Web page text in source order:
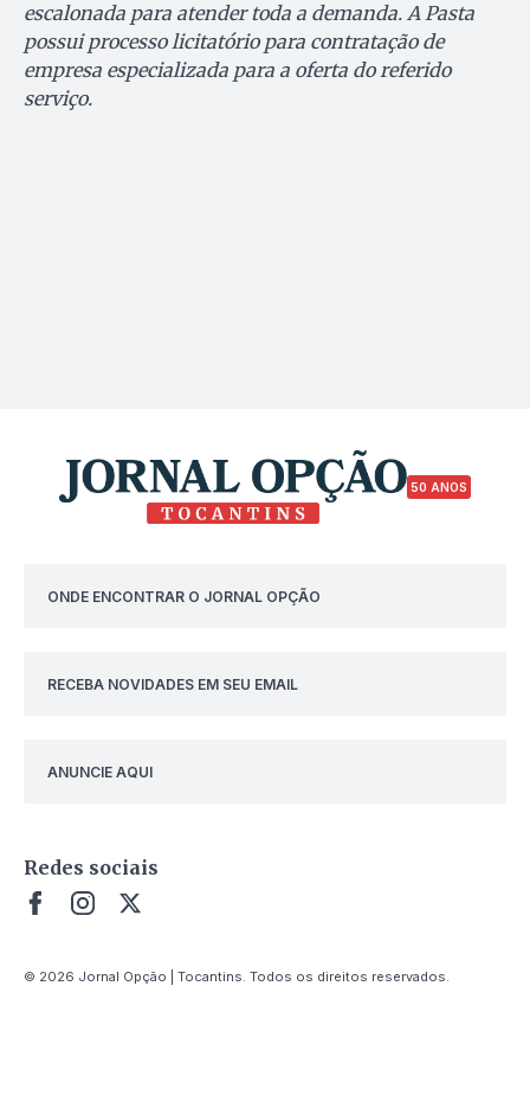
escalonada para atender toda a demanda. A Pasta
possui processo licitatório para contratação de
empresa especializada para a oferta do referido
serviço.
50 ANOS
ONDE ENCONTRAR O JORNAL OPÇÃO
RECEBA NOVIDADES EM SEU EMAIL
ANUNCIE AQUI
Redes sociais
© 2026 Jornal Opção | Tocantins. Todos os direitos reservados.